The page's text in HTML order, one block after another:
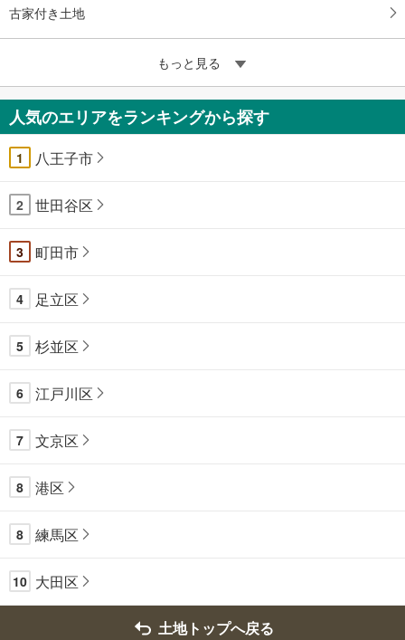
古家付き土地
もっと見る
人気のエリアをランキングから探す
1 八王子市
2 世田谷区
3 町田市
4 足立区
5 杉並区
6 江戸川区
7 文京区
8 港区
8 練馬区
10 大田区
土地トップへ戻る